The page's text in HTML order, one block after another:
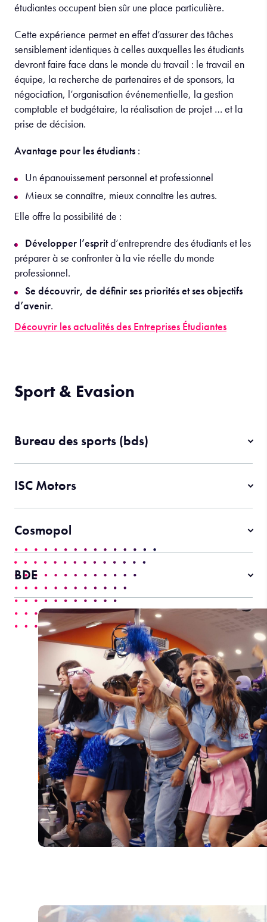
étudiantes occupent bien sûr une place particulière.
Cette expérience permet en effet d’assurer des tâches
sensiblement identiques à celles auxquelles les étudiants
devront faire face dans le monde du travail : le travail en
équipe, la recherche de partenaires et de sponsors, la
négociation, l’organisation événementielle, la gestion
comptable et budgétaire, la réalisation de projet … et la
prise de décision.
Avantage pour les étudiants :
Un épanouissement personnel et professionnel
Mieux se connaître, mieux connaître les autres.
Elle offre la possibilité de :
Développer l’espritd’entreprendre des étudiants et les
préparer à se confronter à la vie réelle du monde
professionnel.
Se découvrir, de définir ses priorités et ses objectifs
d’avenir.
Découvrir les actualités des Entreprises Étudiantes
Sport & Evasion
Bureau des sports (bds)
ISC Motors
Cosmopol
BDE